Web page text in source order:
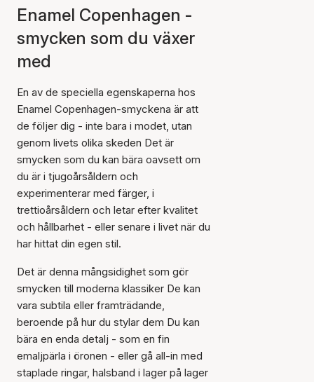
Enamel Copenhagen -
smycken som du växer
med
En av de speciella egenskaperna hos
Enamel Copenhagen-smyckena är att
de följer dig - inte bara i modet, utan
genom livets olika skeden Det är
smycken som du kan bära oavsett om
du är i tjugoårsåldern och
experimenterar med färger, i
trettioårsåldern och letar efter kvalitet
och hållbarhet - eller senare i livet när du
har hittat din egen stil.
Det är denna mångsidighet som gör
smycken till moderna klassiker De kan
vara subtila eller framträdande,
beroende på hur du stylar dem Du kan
bära en enda detalj - som en fin
emaljpärla i öronen - eller gå all-in med
staplade ringar, halsband i lager på lager